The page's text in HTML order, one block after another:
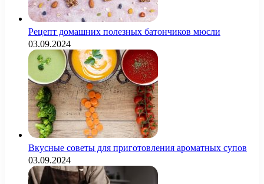
Рецепт домашних полезных батончиков мюсли
03.09.2024
Вкусные советы для приготовления ароматных супов
03.09.2024